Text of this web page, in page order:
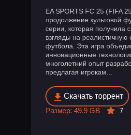
EA SPORTS FC 25 (FIFA
продолжение культовой
серии, которая получила
взгляды на
футбола. Эта игра
инновационные
многолетний опыт
предлагая игрокам...
Скачать торрент
Размер: 49.9 GB
7